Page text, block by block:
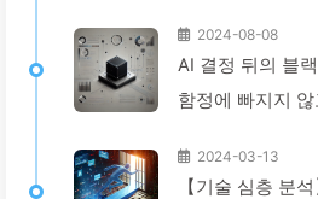
2024-08-08
AI 결정 뒤의 블
함정에 빠지지
AI136
2024-03-13
【기술 심층 분